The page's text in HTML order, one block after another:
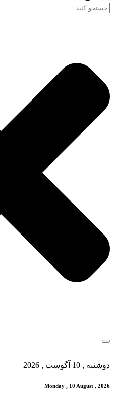
دوشنبه , 10 آگوست , 2026
Monday , 10 August , 2026